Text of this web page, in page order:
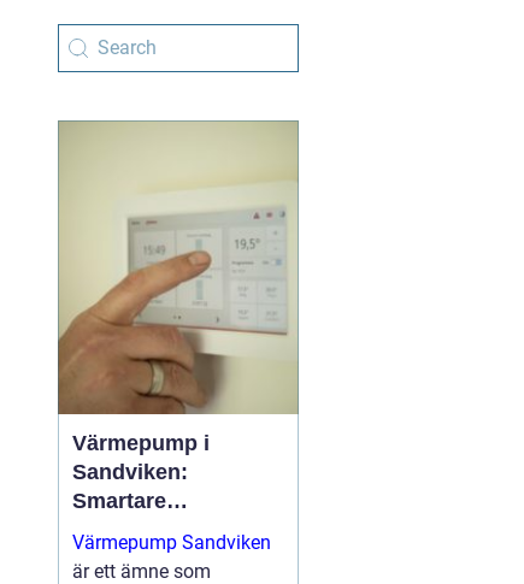
Värmepump i
Sandviken:
Smartare
uppvärmning för
villa och fastighet
Värmepump Sandviken
är ett ämne som